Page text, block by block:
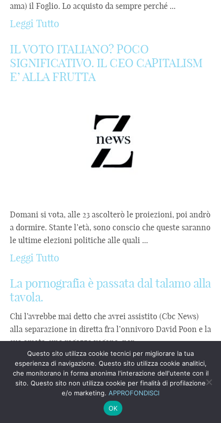
ama) il Foglio. Lo acquisto da sempre perché ...
Leggi Tutto
IL VOTO ITALIANO? POCO
SIGNIFICATIVO. IL CEO CAPITALISM
E’ ALLA FRUTTA
Domani si vota, alle 23 ascolterò le proiezioni, poi andrò
a dormire. Stante l’età, sono conscio che queste saranno
le ultime elezioni politiche alle quali ...
Leggi Tutto
La pornografia è passata dal talamo alla
tavola.
Chi l’avrebbe mai detto che avrei assistito (Cbc News)
alla separazione in diretta fra l’onnivoro David Poon e la
sua amata, una ragazza vegana, per ...
Leggi Tutto
NEL 2021 ACCENDERE UNA LAMPADA
E SPARIRE
Questo sito utilizza cookie tecnici per migliorare la tua
esperienza di navigazione. Questo sito utilizza cookie analitici,
che monitorano in forma anonima l'interazione dell'utente con il
sito. Questo sito non utilizza cookie per finalità di profilazione
e/o marketing. APPROFONDISCI
OK